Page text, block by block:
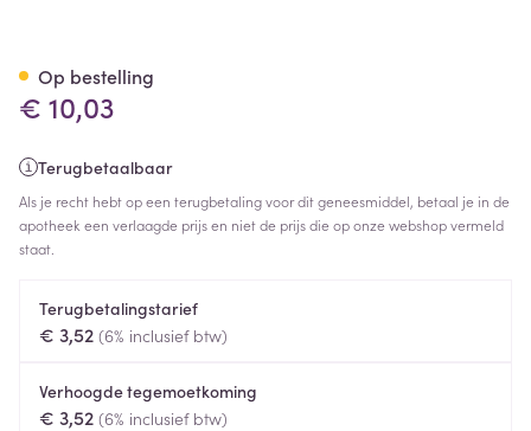
€ 10,03
Terugbetaalbaar
Als je recht hebt op een terugbetaling voor dit geneesmiddel, betaal je in de
apotheek een verlaagde prijs en niet de prijs die op onze webshop vermeld
staat.
Terugbetalingstarief
€ 3,52 (6% inclusief btw)
Verhoogde tegemoetkoming
€ 3,52 (6% inclusief btw)
Op bestelling